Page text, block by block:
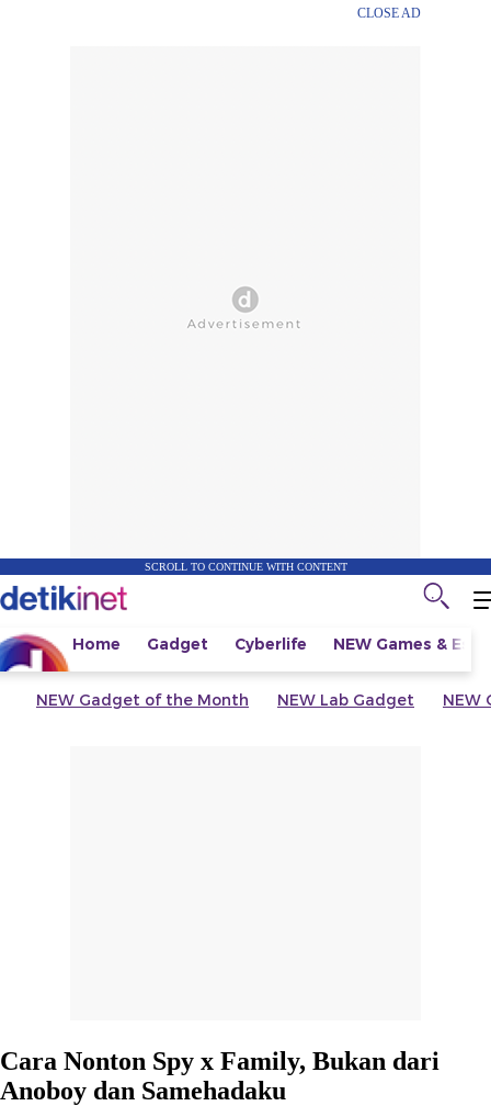
CLOSE AD
SCROLL TO CONTINUE WITH CONTENT
Home Gadget Cyberlife NEW Games &
NEW Gadget of the Month NEW Lab Gadget NEW
Cara Nonton Spy x Family, Bukan dari
Anoboy dan Samehadaku